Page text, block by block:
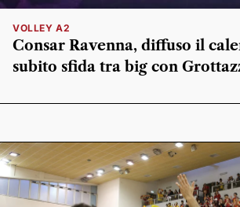
VOLLEY A2
Consar Ravenna, diffuso il
subito sfida tra big con